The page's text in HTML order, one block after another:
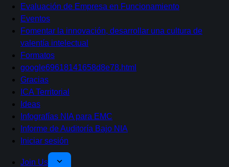
Evaluación de Empresa en Funcionamiento
Eventos
Fomentar la innovación, desarrollar una cultura de
valentía intelectual
Formatos
google69618141658d8e78.html
Gracias
ICA Territorial
Ideas
Infografías NIA para EMC
Informe de Auditoría Bajo NIA
Iniciar sesión
Join Us